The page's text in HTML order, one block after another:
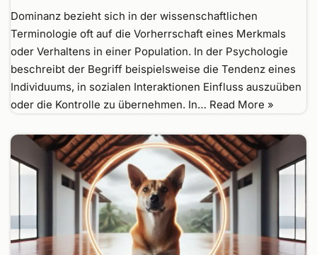
Dominanz bezieht sich in der wissenschaftlichen
Terminologie oft auf die Vorherrschaft eines Merkmals
oder Verhaltens in einer Population. In der Psychologie
beschreibt der Begriff beispielsweise die Tendenz eines
Individuums, in sozialen Interaktionen Einfluss auszuüben
oder die Kontrolle zu übernehmen. In… Read More »